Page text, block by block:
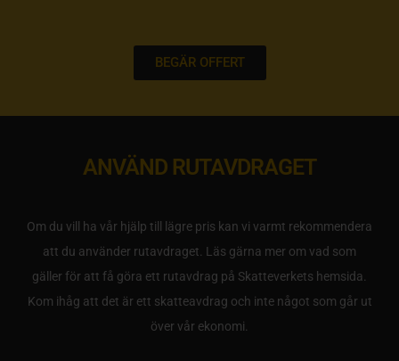
BEGÄR OFFERT
ANVÄND RUTAVDRAGET
Om du vill ha vår hjälp till lägre pris kan vi varmt rekommendera
att du använder rutavdraget. Läs gärna mer om vad som
gäller för att få göra ett rutavdrag på Skatteverkets hemsida.
Kom ihåg att det är ett skatteavdrag och inte något som går ut
över vår ekonomi.